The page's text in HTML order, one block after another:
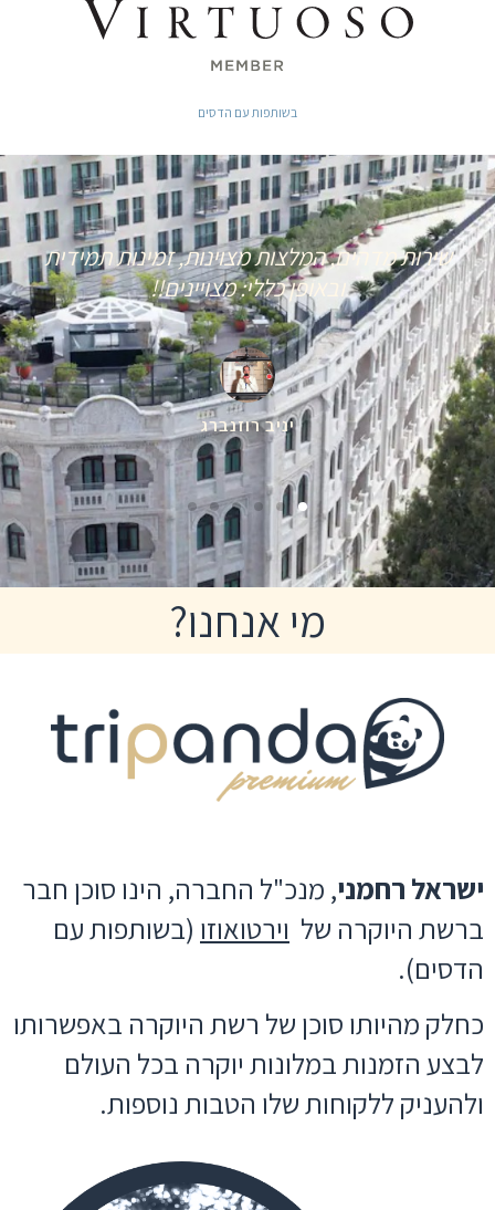
בשותפות עם הדסים
שירות מדהים, המלצות מצוינות, זמינות תמידית
ובאופן כללי: מצויינים!!
יניב רוזנברג
מי אנחנו?
ישראל רחמני, מנכ"ל החברה, הינו סוכן חבר
ברשת היוקרה של וירטואוזו (בשותפות עם
הדסים).
כחלק מהיותו סוכן של רשת היוקרה באפשרותו
לבצע הזמנות במלונות יוקרה בכל העולם
ולהעניק ללקוחות שלו הטבות נוספות.